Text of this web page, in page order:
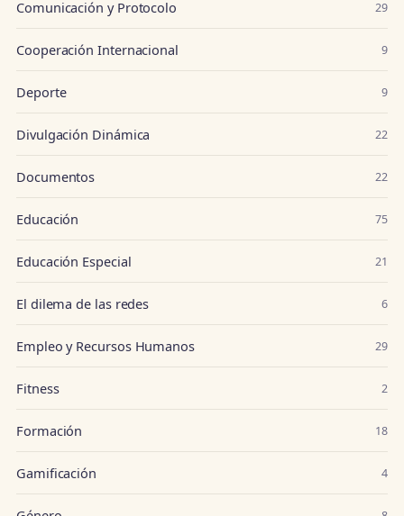
Comunicación y Protocolo 29
Cooperación Internacional 9
Deporte 9
Divulgación Dinámica 22
Documentos 22
Educación 75
Educación Especial 21
El dilema de las redes 6
Empleo y Recursos Humanos 29
Fitness 2
Formación 18
Gamificación 4